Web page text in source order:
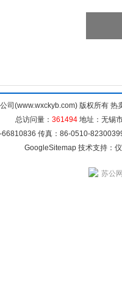
司(www.wxckyb.com) 版权所有
总访问量： 361494 地址：无锡
传真：86-0510-
GoogleSitemap技术支持：
苏公